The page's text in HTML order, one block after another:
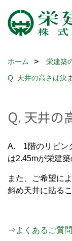
ホーム 栄建築
Q. 天井の高さは決
Q. 天井の
A. 1階のリビン
は2.45mが栄建
また、ご希望に
斜め天井に貼る
⇒よくあるご質